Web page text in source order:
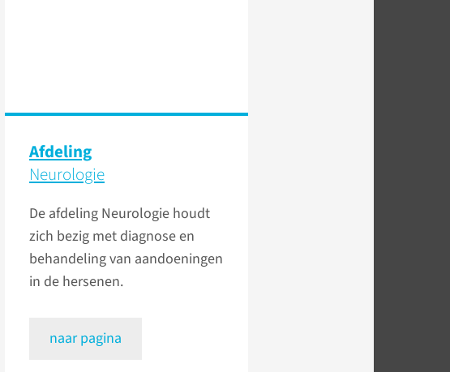
Afdeling
Neurologie
De afdeling Neurologie houdt
zich bezig met diagnose en
behandeling van aandoeningen
in de hersenen.
naar pagina